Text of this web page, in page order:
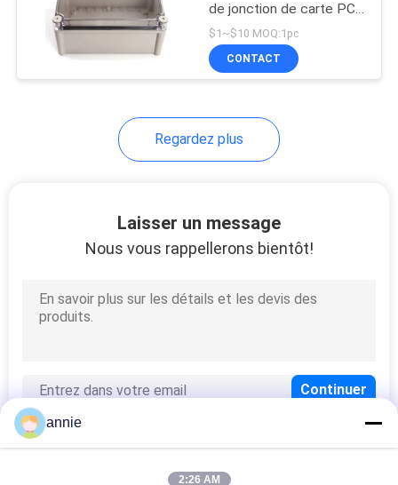
de jonction de carte PCB
280*190*130mm
$1~$10 MOQ:1pc
CONTACT
Regardez plus
Laisser un message
Nous vous rappellerons bientôt!
annie
2:26 AM